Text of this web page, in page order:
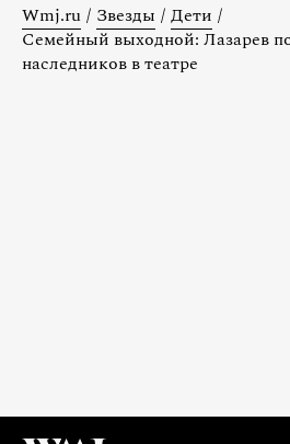
Wmj.ru / Звезды / Дети /
Семейный выходной: Лазарев
наследников в театре